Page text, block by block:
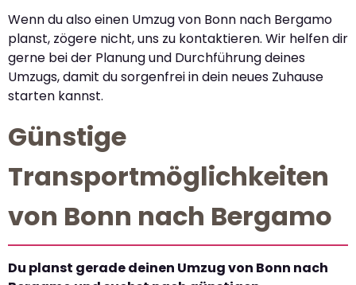
Wenn du also einen Umzug von Bonn nach Bergamo
planst, zögere nicht, uns zu kontaktieren. Wir helfen dir
gerne bei der Planung und Durchführung deines
Umzugs, damit du sorgenfrei in dein neues Zuhause
starten kannst.
Günstige
Transportmöglichkeiten
von Bonn nach Bergamo
Du planst gerade deinen Umzug von Bonn nach